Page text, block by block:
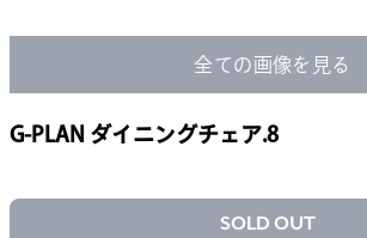
全ての画像を見る
G-PLAN ダイニングチェア.8
SOLD OUT